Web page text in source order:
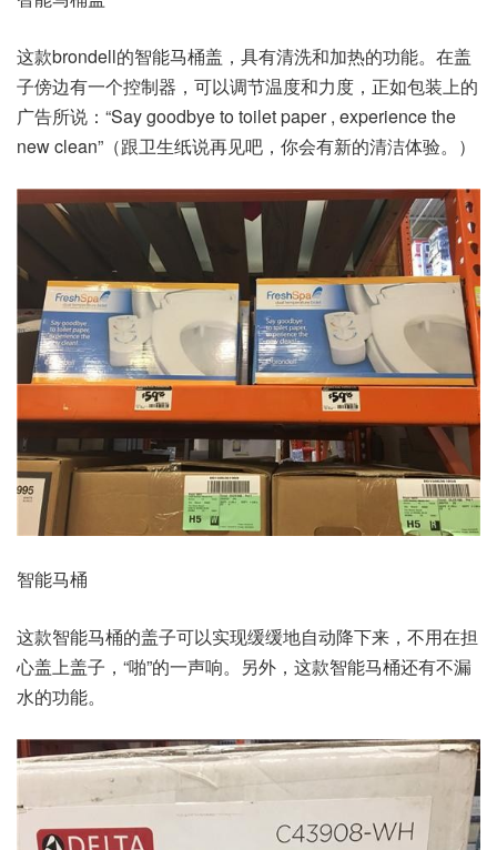
这款brondell的智能马桶盖，具有清洗和加热的功能。在盖
子傍边有一个控制器，可以调节温度和力度，正如包装上的
广告所说：“Say goodbye to toilet paper , experience the
new clean”（跟卫生纸说再见吧，你会有新的清洁体验。）
智能马桶
这款智能马桶的盖子可以实现缓缓地自动降下来，不用在担
心盖上盖子，“啪”的一声响。另外，这款智能马桶还有不漏
水的功能。